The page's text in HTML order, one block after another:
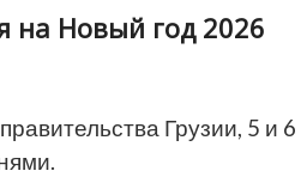
на Новый год 2026
Грузии, 5 и 6